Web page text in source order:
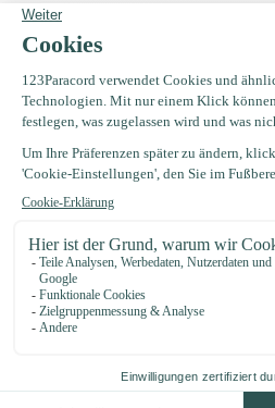
Eigenschaften